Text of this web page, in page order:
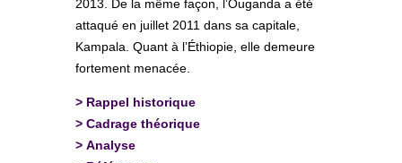
2013. De la même façon, l’Ouganda a été
attaqué en juillet 2011 dans sa capitale,
Kampala. Quant à l’Éthiopie, elle demeure
fortement menacée.
> Rappel historique
> Cadrage théorique
> Analyse